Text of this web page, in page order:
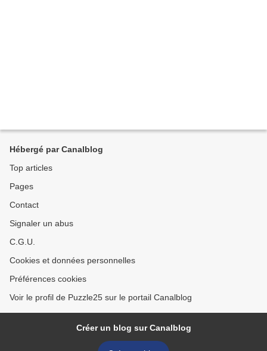
Hébergé par Canalblog
Top articles
Pages
Contact
Signaler un abus
C.G.U.
Cookies et données personnelles
Préférences cookies
Voir le profil de Puzzle25 sur le portail Canalblog
Créer un blog sur Canalblog